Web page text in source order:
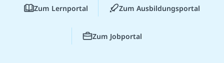
Zum Lernportal Zum Ausbildungsportal
Zum Jobportal